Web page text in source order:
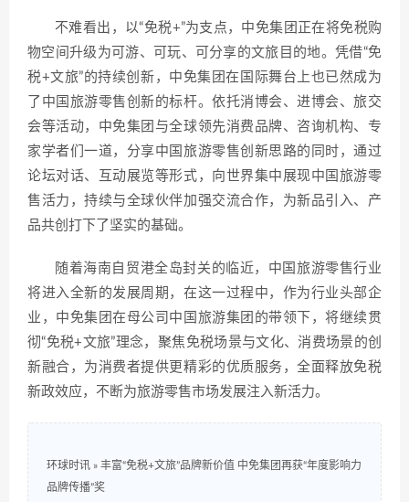
不难看出，以“免税+”为支点，中免集团正在将免税购
物空间升级为可游、可玩、可分享的文旅目的地。凭借“免
税+文旅”的持续创新，中免集团在国际舞台上也已然成为
了中国旅游零售创新的标杆。依托消博会、进博会、旅交
会等活动，中免集团与全球领先消费品牌、咨询机构、专
家学者们一道，分享中国旅游零售创新思路的同时，通过
论坛对话、互动展览等形式，向世界集中展现中国旅游零
售活力，持续与全球伙伴加强交流合作，为新品引入、产
品共创打下了坚实的基础。
随着海南自贸港全岛封关的临近，中国旅游零售行业
将进入全新的发展周期，在这一过程中，作为行业头部企
业，中免集团在母公司中国旅游集团的带领下，将继续贯
彻“免税+文旅”理念，聚焦免税场景与文化、消费场景的创
新融合，为消费者提供更精彩的优质服务，全面释放免税
新政效应，不断为旅游零售市场发展注入新活力。
环球时讯 » 丰富“免税+文旅”品牌新价值 中免集团再获“年度影响力
品牌传播”奖